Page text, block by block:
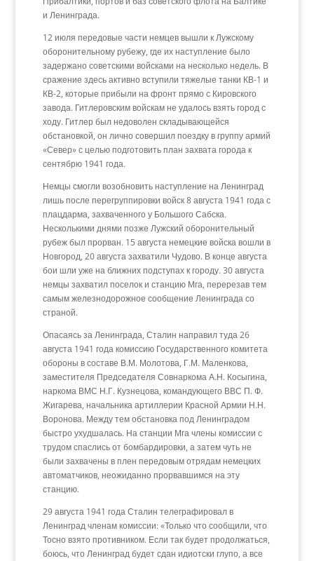
и Ленинграда.
12 июля передовые части немцев вышли к Лужскому
оборонительному рубежу, где их наступление было
задержано советскими войсками на несколько недель. В
сражение здесь активно вступили тяжелые танки КВ-1 и
КВ-2, которые прибыли на фронт прямо с Кировского
завода. Гитлеровским войскам не удалось взять город с
ходу. Гитлер был недоволен складывающейся
обстановкой, он лично совершил поездку в группу армий
«Север» с целью подготовить план захвата города к
сентябрю 1941 года.
Немцы смогли возобновить наступление на Ленинград
лишь после перегруппировки войск 8 августа 1941 года с
плацдарма, захваченного у Большого Сабска.
Несколькими днями позже Лужский оборонительный
рубеж был прорван. 15 августа немецкие войска вошли в
Новгород, 20 августа захватили Чудово. В конце августа
бои шли уже на ближних подступах к городу. 30 августа
немцы захватил поселок и станцию Мга, перерезав тем
самым железнодорожное сообщение Ленинграда со
страной.
Опасаясь за Ленинграда, Сталин направил туда 26
августа 1941 года комиссию Государственного комитета
обороны в составе В.М. Молотова, Г.М. Маленкова,
заместителя Председателя Совнаркома А.Н. Косыгина,
наркома ВМС Н.Г. Кузнецова, командующего ВВС П. Ф.
Жигарева, начальника артиллерии Красной Армии Н.Н.
Воронова. Между тем обстановка под Ленинградом
быстро ухудшалась. На станции Мга члены комиссии с
трудом спаслись от бомбардировки, а затем чуть не
были захвачены в плен передовым отрядам немецких
автоматчиков, неожиданно прорвавшимся на эту
станцию.
29 августа 1941 года Сталин телеграфировал в
Ленинград членам комиссии: «Только что сообщили, что
Тосно взято противником. Если так будет продолжаться,
боюсь, что Ленинград будет сдан идиотски глупо, а все